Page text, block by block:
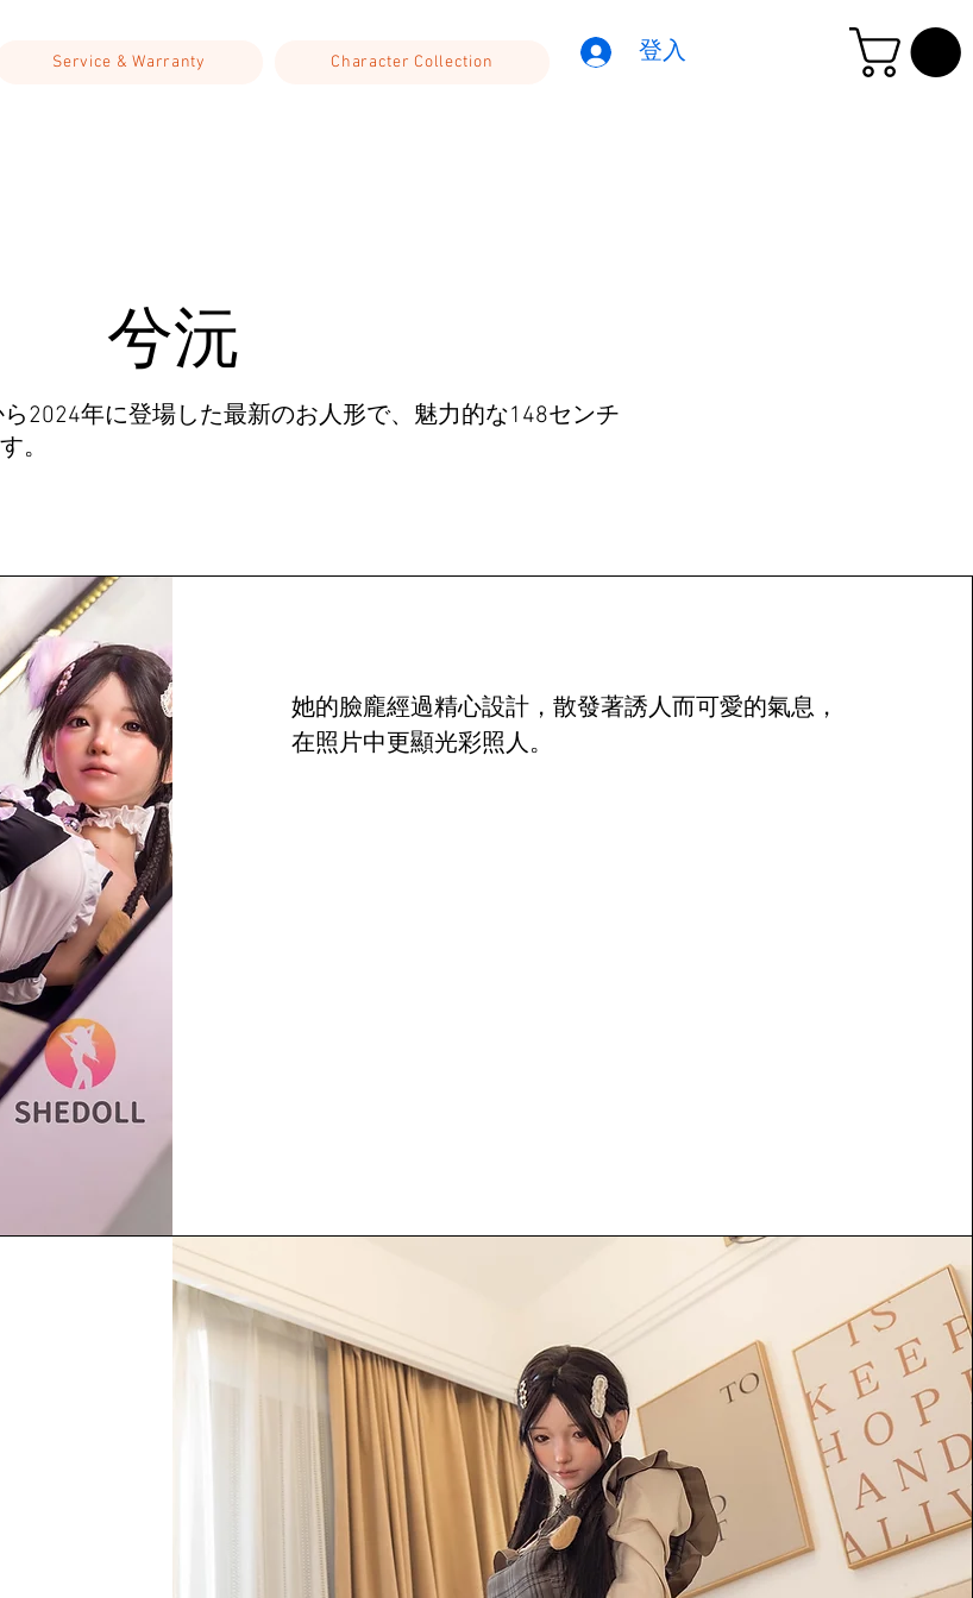
Service & Warranty Character Collection 登入
兮沅
2024年に登場した最新のお人形で、魅力的な148センチ
。
她的臉龐經過精心設計，散發著誘人而可愛的氣息，
在照片中更顯光彩照人。